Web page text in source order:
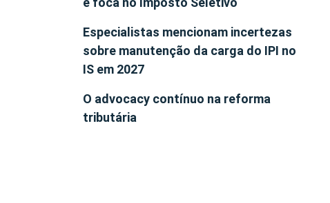
Especialistas mencionam incertezas
sobre manutenção da carga do IPI no
IS em 2027
O advocacy contínuo na reforma
tributária